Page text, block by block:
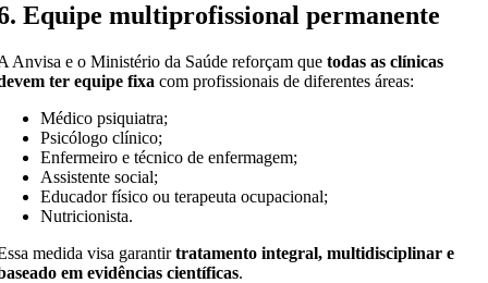
Equipe multiprofissional permanente
Anvisa e o Ministério da Saúde reforçam quetodas as clínicas
ter equipe fixa com profissionais de diferentes áreas:
Médico psiquiatra;
Psicólogo clínico;
Enfermeiro e técnico de enfermagem;
Assistente social;
Educador físico ou terapeuta ocupacional;
Nutricionista.
medida visa garantirtratamento integral, multidisciplinar e
em evidências científicas.